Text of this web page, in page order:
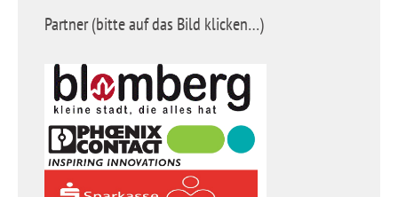
Partner (bitte auf das Bild klicken…)